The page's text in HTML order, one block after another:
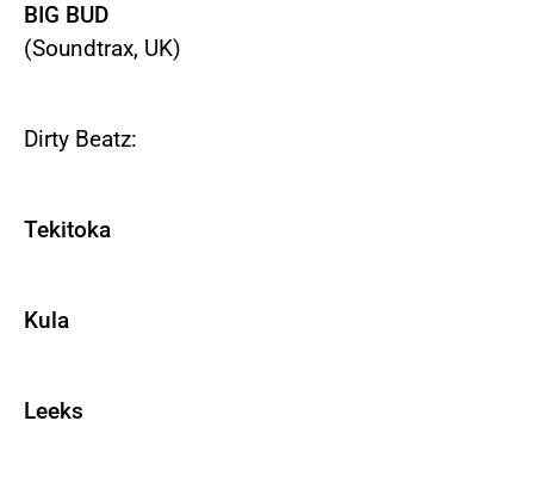
BIG BUD
(Soundtrax, UK)
Dirty Beatz:
Tekitoka
Kula
Leeks